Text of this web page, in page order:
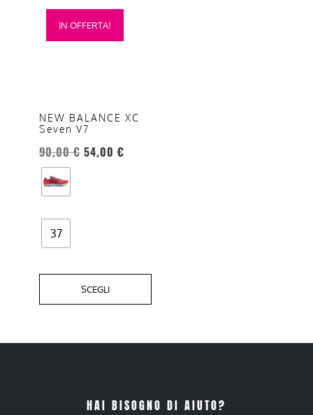
IN OFFERTA!
NEW BALANCE XC
Seven V7
90,00€ 54,00 €
37
SCEGLI
Questo
prodotto
opzioni
possono
essere
scelte
nella
del
prodotto
HAI BISOGNO DI AIUTO?